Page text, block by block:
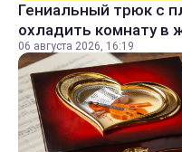
Гениальный трюк с
охладить комнату в
06 августа 2026, 16:19